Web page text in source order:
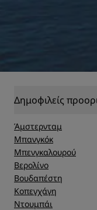
Δημοφιλείς
Άμστερνταμ
Μπανγκόκ
Μπενγκαλουρού
Βερολίνο
Βουδαπέστη
Κοπεγχάγη
Ντουμπάι